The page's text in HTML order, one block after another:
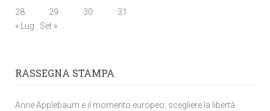
28
29 30
31
« Lug
Set »
RASSEGNA STAMPA
Anne Applebaum e il momento europeo: scegliere la libertà